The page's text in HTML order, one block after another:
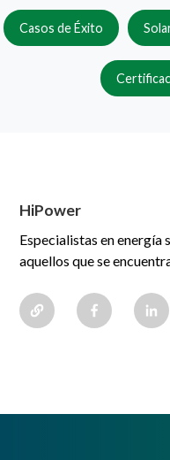
Casos de Éxito
HiPower
Especialistas en energía
aquellos que se